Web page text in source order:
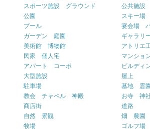
スポーツ施設 グラウンド
公共施設
公園
スキー場
プール
宴会場
ガーデン 庭園
ギャラリ
美術館 博物館
アトリエ
民家 個人宅
マンショ
アパート コーポ
ビルディ
大型施設
屋上
駐車場
墓地 霊
教会 チャペル 神殿
お寺 神
商店街
道路
自然 景観
畑 農園
牧場
ゴルフ場